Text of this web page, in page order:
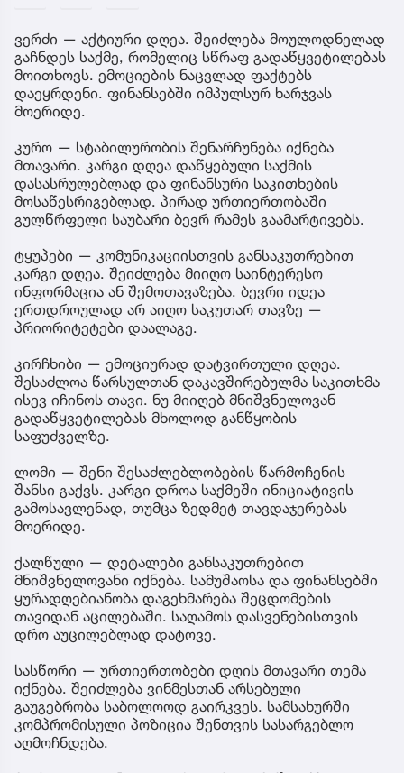
ვერძი — აქტიური დღეა. შეიძლება მოულოდნელად
გაჩნდეს საქმე, რომელიც სწრაფ გადაწყვეტილებას
მოითხოვს. ემოციების ნაცვლად ფაქტებს
დაეყრდენი. ფინანსებში იმპულსურ ხარჯვას
მოერიდე.
კურო — სტაბილურობის შენარჩუნება იქნება
მთავარი. კარგი დღეა დაწყებული საქმის
დასასრულებლად და ფინანსური საკითხების
მოსაწესრიგებლად. პირად ურთიერთობაში
გულწრფელი საუბარი ბევრ რამეს გაამარტივებს.
ტყუპები — კომუნიკაციისთვის განსაკუთრებით
კარგი დღეა. შეიძლება მიიღო საინტერესო
ინფორმაცია ან შემოთავაზება. ბევრი იდეა
ერთდროულად არ აიღო საკუთარ თავზე —
პრიორიტეტები დაალაგე.
კირჩხიბი — ემოციურად დატვირთული დღეა.
შესაძლოა წარსულთან დაკავშირებულმა საკითხმა
ისევ იჩინოს თავი. ნუ მიიღებ მნიშვნელოვან
გადაწყვეტილებას მხოლოდ განწყობის
საფუძველზე.
ლომი — შენი შესაძლებლობების წარმოჩენის
შანსი გაქვს. კარგი დროა საქმეში ინიციატივის
გამოსავლენად, თუმცა ზედმეტ თავდაჯერებას
მოერიდე.
ქალწული — დეტალები განსაკუთრებით
მნიშვნელოვანი იქნება. სამუშაოსა და ფინანსებში
ყურადღებიანობა დაგეხმარება შეცდომების
თავიდან აცილებაში. საღამოს დასვენებისთვის
დრო აუცილებლად დატოვე.
სასწორი — ურთიერთობები დღის მთავარი თემა
იქნება. შეიძლება ვინმესთან არსებული
გაუგებრობა საბოლოოდ გაირკვეს. სამსახურში
კომპრომისული პოზიცია შენთვის სასარგებლო
აღმოჩნდება.